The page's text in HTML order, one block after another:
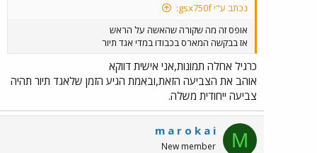
נכתב ע"י gsx750f:
אופס זה מה שקורה שהאשה על הראש
אז בבקשה המארס בכבודו במדי אגד תיור
כרגיל אחלה תמונות,אני אישית דווקא
אוהב את הצביעה הזאת,ובאמת הגיע הזמן שלאגד תיור תהיה
צביעה ייחודית משלה.
M
m a r o k a i
New member